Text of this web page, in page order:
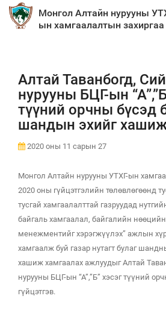
Монгол Алтайн нурууны
ын хамгаалалтын захиргаа
Алтай Таванбогд,
нурууны БЦГ-ын
түүний орчны бүсэд
шандын эхийг
2020 оны 11 сарын 27
Монгол Алтайн нурууны УТХГ-ын
2020 оны гүйцэтгэлийн төлөвлөгөөнд
тусгай хамгаалалттай газруудад
байгаль хамгаалал, байгалийн
менежментийг хэрэгжүүлэх” ажлын
хамгаалж буй газар нутагт булаг
хашиж хамгаалах ажлуудыг Алтай
нурууны БЦГ-ын “А”,”Б” хэсэг түүний
гүйцэтгэв.